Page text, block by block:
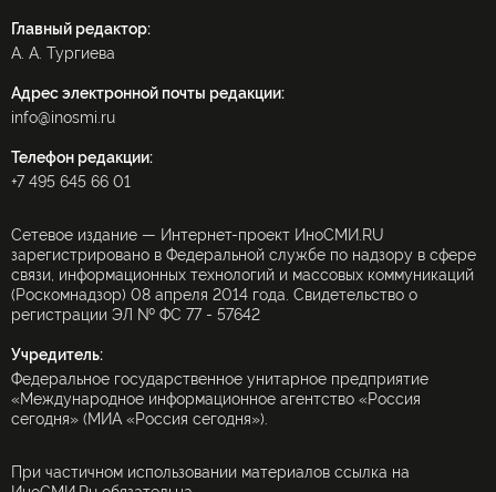
Главный редактор:
А. А. Тургиева
Адрес электронной почты редакции:
info@inosmi.ru
Телефон редакции:
+7 495 645 66 01
Сетевое издание — Интернет-проект ИноСМИ.RU
зарегистрировано в Федеральной службе по надзору в сфере
связи, информационных технологий и массовых коммуникаций
(Роскомнадзор) 08 апреля 2014 года. Свидетельство о
регистрации ЭЛ № ФС 77 - 57642
Учредитель:
Федеральное государственное унитарное предприятие
«Международное информационное агентство «Россия
сегодня» (МИА «Россия сегодня»).
При частичном использовании материалов ссылка на